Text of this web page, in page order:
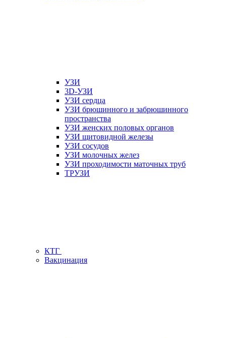
УЗИ
3D-УЗИ
УЗИ сердца
УЗИ брюшинного и забрюшинного
пространства
УЗИ женских половых органов
УЗИ щитовидной железы
УЗИ сосудов
УЗИ молочных желез
УЗИ проходимости маточных труб
ТРУЗИ
КТГ
Вакцинация